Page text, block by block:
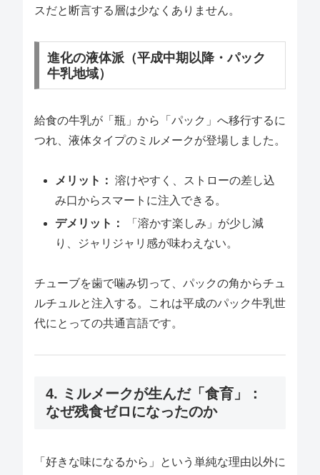
スだと断言する層は少なくありません。
進化の液体派（平成中期以降・パック
牛乳地域）
給食の牛乳が「瓶」から「パック」へ移行するに
つれ、液体タイプのミルメークが登場しました。
メリット： 溶けやすく、ストローの差し込
み口からスマートに注入できる。
デメリット：
「溶かす楽しみ」が少し減
り、ジャリジャリ感が味わえない。
チューブを歯で噛み切って、パックの角からチュ
ルチュルと注入する。これは平成のパック牛乳世
代にとっての共通言語です。
4. ミルメークが生んだ「食育」：
なぜ残食ゼロになったのか
「好きな味になるから」という単純な理由以外に